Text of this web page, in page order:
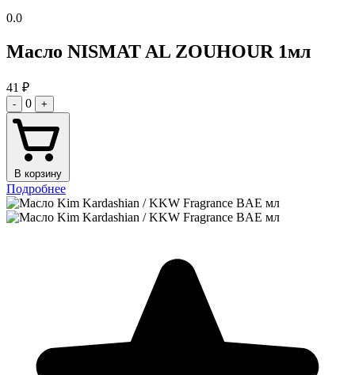
0.0
Масло NISMAT AL ZOUHOUR 1мл
41 ₽
- 0 +
В корзину
Подробнее